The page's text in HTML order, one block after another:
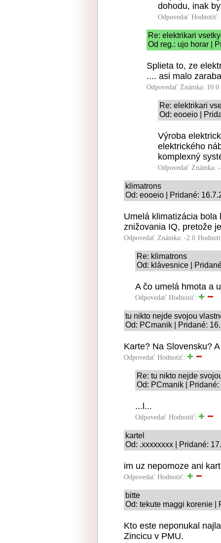
dohodu, inak
Odpovedať Hodnotiť:
Re: elektrikari
Od reg.: ujo horar |
Splieta to, ze
.... asi malo
Odpovedať Známka: 10.0
Re: elektrikari
Od: eooeio |
Výroba
elektrického
komplexný
Odpovedať Známka:
klimatrons
Od: eooeio | Pridané:
Umelá klimatizácia
znižovania IQ, pretože
Odpovedať Známka: -2.0
Re: klimatrons
Od: klávesnice |
A čo umelá hmota a
Odpovedať Hodnotiť:
tu nikto nejde svojou
Od: PCmanik | Pridané:
Karte? Na Slovensku?
Odpovedať Hodnotiť:
Re: tu nikto nejde
Od: PCmanik |
...l...
Odpovedať Hodnotiť:
kartel
Od: .xxxxxxxx | Pridané:
im uz nepomoze ani
Odpovedať Hodnotiť:
bitte
Od: tekute maggi korenie |
Kto este neponukal
Zincicu v PMU.